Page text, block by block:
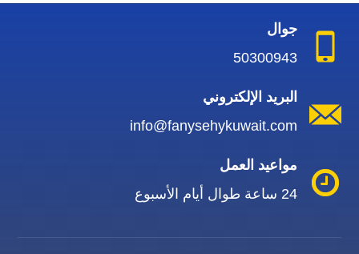
جوال
50300943
البريد الإلكتروني
info@fanysehykuwait.com
مواعيد العمل
24 ساعة طوال أيام الأسبوع